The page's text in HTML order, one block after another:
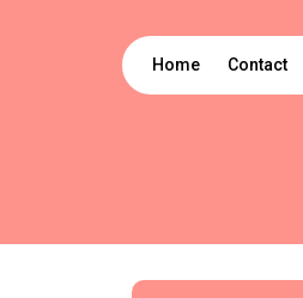
Home Contact